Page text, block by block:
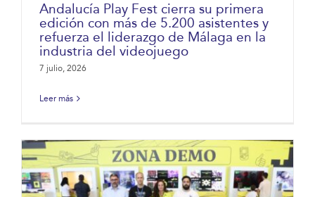
Andalucía Play Fest cierra su primera
edición con más de 5.200 asistentes y
refuerza el liderazgo de Málaga en la
industria del videojuego
7 julio, 2026
Leer más